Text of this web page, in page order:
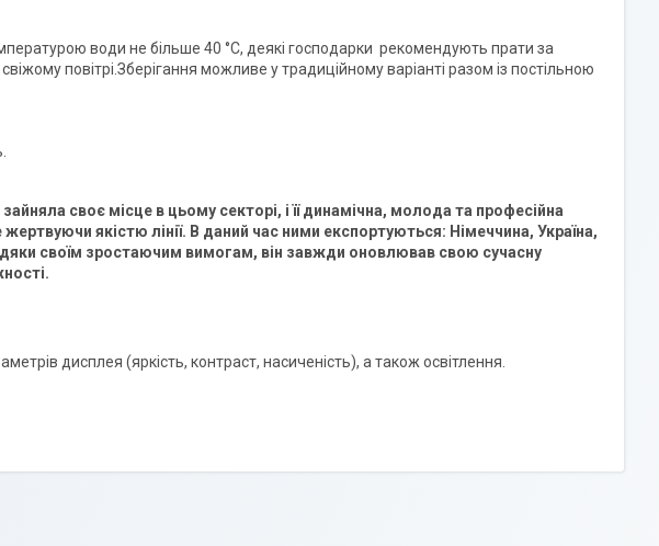
води не більше 40 °C, деякі господарки рекомендують прати за
повітрі.Зберігання можливе у традиційному варіанті разом із постільною
своє місце в цьому секторі, і її динамічна, молода та професійна
якістю лінії. В даний час ними експортуються: Німеччина, Україна,
своїм зростаючим вимогам, він завжди оновлював свою сучасну
дисплея (яркість, контраст, насиченість), а також освітлення.